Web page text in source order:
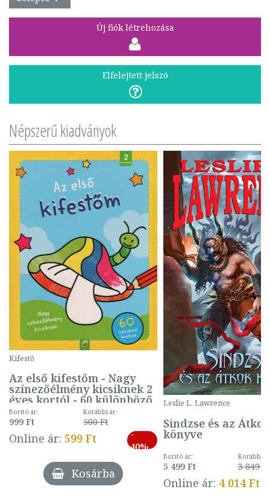
Új fiók létrehozása
Elfelejtett jelszó
Népszerű kiadványok
Kifestő
Az első kifestőm - Nagy
színezőélmény kicsiknek 2
éves kortól - 60 különböző
mintával (gombás)
Borító ár:
999 Ft
Korábbi ár:
500 Ft
Online ár: 599 Ft
-
40%
Kosárba
Leslie L. Lawrence
Sindzse és az Átkok
könyve
Borító ár:
5 499 Ft
Korábbi
3 849 Ft
Online ár: 4 014 Ft